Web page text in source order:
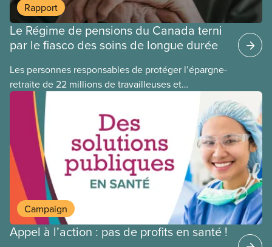
Rapport
Le Régime de pensions du Canada terni
par le fiasco des soins de longue durée
Les personnes responsables de protéger l’épargne-
retraite de 22 millions de travailleuses et
travailleurs canadien(ne)s ont perdu plus de 500
millions de dollars en investissant dans Orpea, la
plus grande société européenne de soins de
longue durée à but lucratif, qui a fait l’objet d’un
scandale, comme le révèle un rapport
publié aujourd’hui.
Campaign
Appel à l’action : pas de profits en santé !